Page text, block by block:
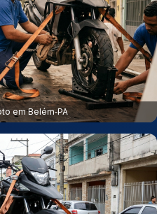
em Belém‑PA